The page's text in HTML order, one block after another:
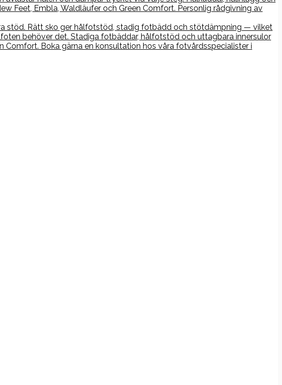
Feet, Embla, Waldläufer och Green Comfort. Personlig rådgivning av
stöd. Rätt sko ger hålfotstöd, stadig fotbädd och stötdämpning — vilket
behöver det. Stadiga fotbäddar, hålfotstöd och uttagbara innersulor
Boka gärna en konsultation hos våra fotvårdsspecialister i